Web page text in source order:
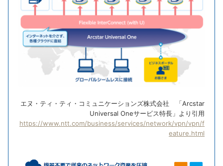
エヌ・ティ・ティ・コミュニケーションズ株式会社 「Arcstar
Universal Oneサービス特長」より引用
https://www.ntt.com/business/services/network/vpn/vpn/f
eature.html